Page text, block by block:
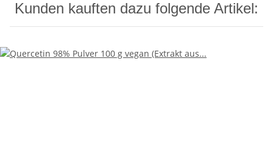
Kunden kauften dazu folgende Artikel: